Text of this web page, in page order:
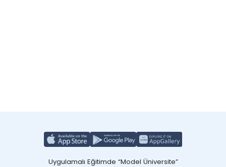
Uygulamalı Eğitimde “Model Üniversite”